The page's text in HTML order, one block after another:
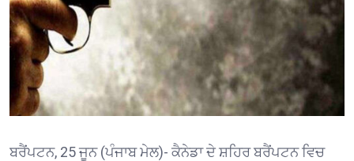
ਬਰੈਂਪਟਨ, 25 ਜੂਨ (ਪੰਜਾਬ ਮੇਲ)- ਕੈਨੇਡਾ ਦੇ ਸ਼ਹਿਰ ਬਰੈਂਪਟਨ ਵਿਚ